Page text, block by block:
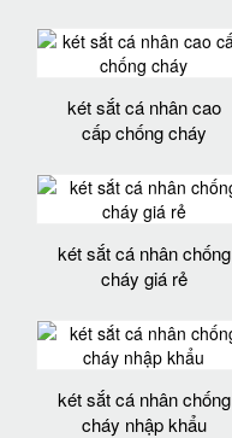
két sắt cá nhân cao
cấp chống cháy
két sắt cá nhân chống
cháy giá rẻ
két sắt cá nhân chống
cháy nhập khẩu